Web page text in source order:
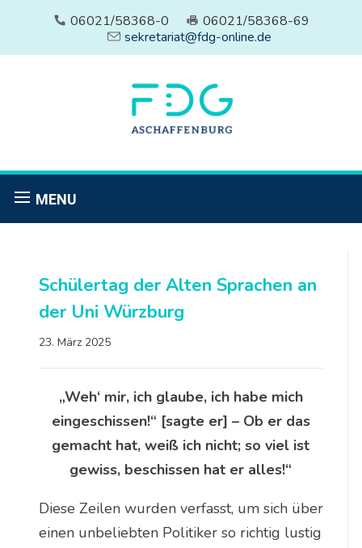
06021/58368-0
06021/58368-69
sekretariat@fdg-online.de
MENU
Schülertag der Alten Sprachen an
der Uni Würzburg
23. März 2025
„Weh‘ mir, ich glaube, ich habe mich
eingeschissen!“ [sagte er] – Ob er das
gemacht hat, weiß ich nicht; so viel ist
gewiss, beschissen hat er alles!“
Diese Zeilen wurden verfasst, um sich über
einen unbeliebten Politiker so richtig lustig